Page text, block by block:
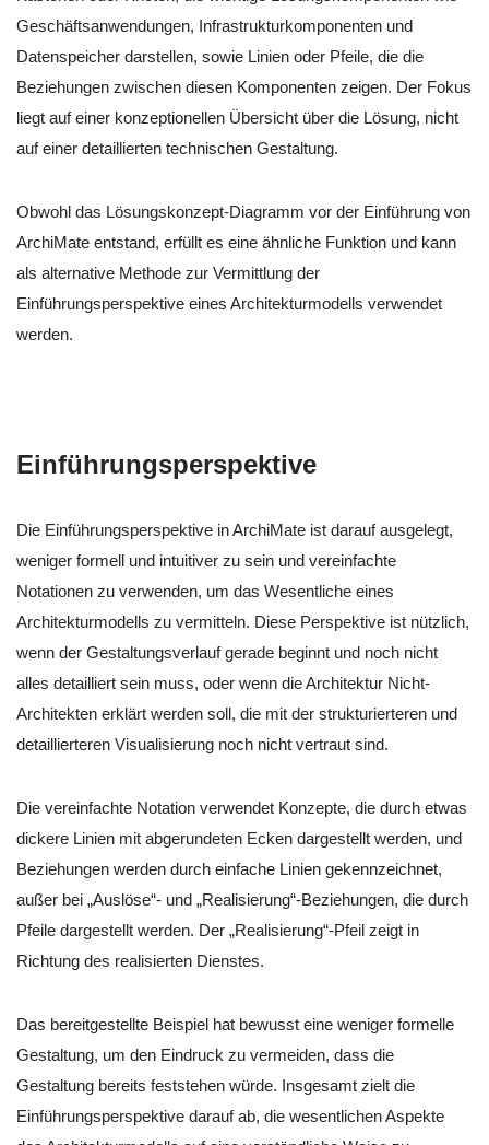
Geschäftsanwendungen, Infrastrukturkomponenten und
Datenspeicher darstellen, sowie Linien oder Pfeile, die die
Beziehungen zwischen diesen Komponenten zeigen. Der Fokus
liegt auf einer konzeptionellen Übersicht über die Lösung, nicht
auf einer detaillierten technischen Gestaltung.
Obwohl das Lösungskonzept-Diagramm vor der Einführung von
ArchiMate entstand, erfüllt es eine ähnliche Funktion und kann
als alternative Methode zur Vermittlung der
Einführungsperspektive eines Architekturmodells verwendet
werden.
Einführungsperspektive
Die Einführungsperspektive in ArchiMate ist darauf ausgelegt,
weniger formell und intuitiver zu sein und vereinfachte
Notationen zu verwenden, um das Wesentliche eines
Architekturmodells zu vermitteln. Diese Perspektive ist nützlich,
wenn der Gestaltungsverlauf gerade beginnt und noch nicht
alles detailliert sein muss, oder wenn die Architektur Nicht-
Architekten erklärt werden soll, die mit der strukturierteren und
detaillierteren Visualisierung noch nicht vertraut sind.
Die vereinfachte Notation verwendet Konzepte, die durch etwas
dickere Linien mit abgerundeten Ecken dargestellt werden, und
Beziehungen werden durch einfache Linien gekennzeichnet,
außer bei „Auslöse“- und „Realisierung“-Beziehungen, die durch
Pfeile dargestellt werden. Der „Realisierung“-Pfeil zeigt in
Richtung des realisierten Dienstes.
Das bereitgestellte Beispiel hat bewusst eine weniger formelle
Gestaltung, um den Eindruck zu vermeiden, dass die
Gestaltung bereits feststehen würde. Insgesamt zielt die
Einführungsperspektive darauf ab, die wesentlichen Aspekte